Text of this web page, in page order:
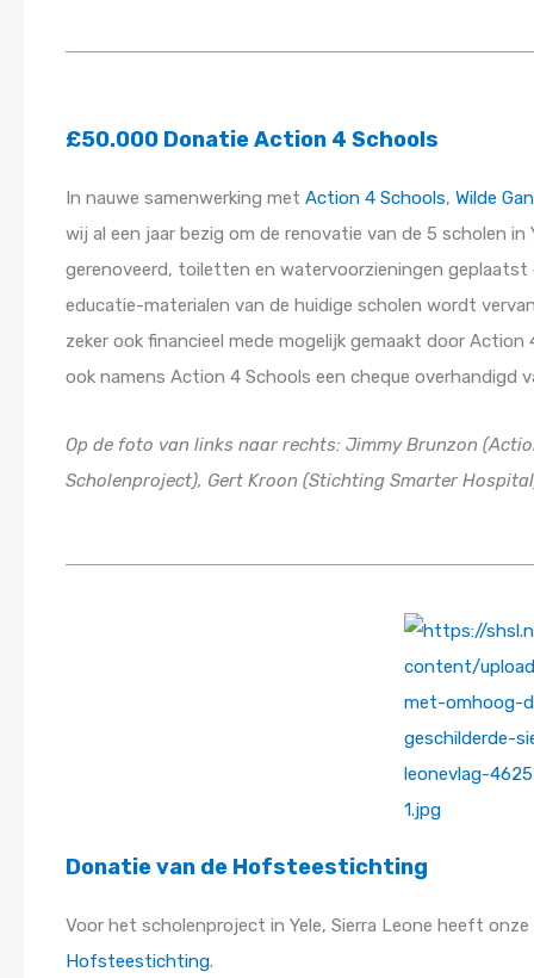
£50.000 Donatie Action 4 Schools
In nauwe samenwerking met Action 4 Schools, Wilde
wij al een jaar bezig om de renovatie van de 5 scholen
gerenoveerd, toiletten en watervoorzieningen
educatie-materialen van de huidige scholen wordt
zeker ook financieel mede mogelijk gemaakt door
ook namens Action 4 Schools een cheque overhandigd
Op de foto van links naar rechts: Jimmy Brunzon
Scholenproject), Gert Kroon (Stichting Smarter
Donatie van de Hofsteestichting
Voor het scholenproject in Yele, Sierra Leone heeft
Hofsteestichting.